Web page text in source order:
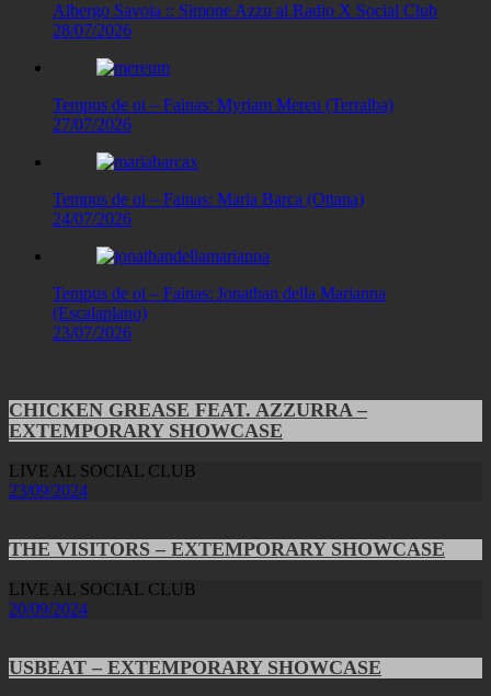
Albergo Savoia :: Simone Azzu al Radio X Social Club
28/07/2026
Tempus de oi – Fainas: Myriam Mereu (Terralba)
27/07/2026
Tempus de oi – Fainas: Maria Barca (Ottana)
24/07/2026
Tempus de oi – Fainas: Jonathan della Marianna
(Escalaplano)
23/07/2026
CHICKEN GREASE FEAT. AZZURRA –
EXTEMPORARY SHOWCASE
LIVE AL SOCIAL CLUB
23/09/2024
THE VISITORS – EXTEMPORARY SHOWCASE
LIVE AL SOCIAL CLUB
20/09/2024
USBEAT – EXTEMPORARY SHOWCASE